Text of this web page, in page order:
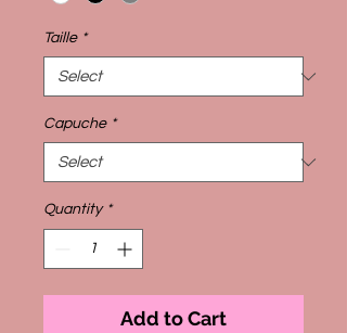
Taille *
Capuche *
Quantity *
Add to Cart